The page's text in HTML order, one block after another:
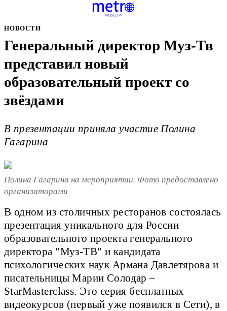
НОВОСТИ
Генеральный директор Муз-Тв
представил новый
образовательный проект со
звёздами
В презентации приняла участие Полина
Гагарина
Полина Гагарина на мероприятии. Фото предоставлено
организаторами
В одном из столичных ресторанов состоялась
презентация уникального для России
образовательного проекта генерального
директора "Муз-ТВ" и кандидата
психологических наук Армана Давлетярова и
писательницы Марии Солодар –
StarMasterclass. Это серия бесплатных
видеокурсов (первый уже появился в Сети), в